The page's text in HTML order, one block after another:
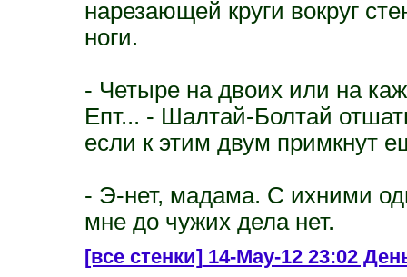
нарезающей круги вокруг
ноги.
- Четыре на двоих или на
Епт... - Шалтай-Болтай
если к этим двум примкнут
- Э-нет, мадама. С ихними
мне до чужих дела нет.
[все стенки]14-May-12 23:02